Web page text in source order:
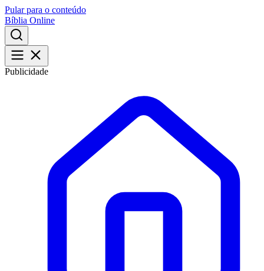
Pular para o conteúdo
Bíblia Online
Publicidade